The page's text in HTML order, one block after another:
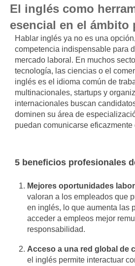
El inglés como
esencial en el ámbito
Hablar inglés ya no es una
competencia indispensable para
mercado laboral. En muchos
tecnología, las ciencias o el
inglés es el idioma común de
multinacionales, startups y
internacionales buscan
dominen su área de
puedan comunicarse eficazmente
5 beneficios profesionales
Mejores oportunidades
valoran a los empleados que
en inglés, lo que aumenta las
acceder a empleos mejor
responsabilidad.
Acceso a una red global de
el inglés permite interactuar